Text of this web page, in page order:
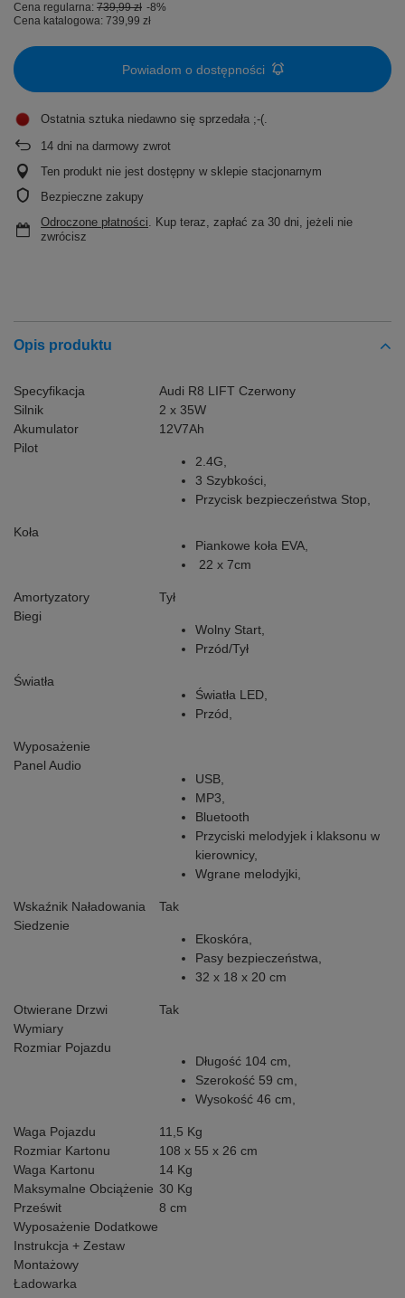
Cena regularna: 739,99 zł -8%
Cena katalogowa: 739,99 zł
Powiadom o dostępności
Ostatnia sztuka niedawno się sprzedała ;-(
14 dni na darmowy zwrot
Ten produkt nie jest dostępny w sklepie stacjonarnym
Bezpieczne zakupy
Odroczone płatności. Kup teraz, zapłać za 30 dni, jeżeli nie
zwrócisz
Opis produktu
Specyfikacja
Audi R8 LIFT Czerwony
Silnik
2 x 35W
Akumulator
12V7Ah
Pilot
2.4G,
3 Szybkości,
Przycisk bezpieczeństwa Stop,
Koła
Piankowe koła EVA,
22 x 7cm
Amortyzatory
Tył
Biegi
Wolny Start,
Przód/Tył
Światła
Światła LED,
Przód,
Wyposażenie
Panel Audio
USB,
MP3,
Bluetooth
Przyciski melodyjek i klaksonu w
kierownicy,
Wgrane melodyjki,
Wskaźnik Naładowania
Tak
Siedzenie
Ekoskóra,
Pasy bezpieczeństwa,
32 x 18 x 20 cm
Otwierane Drzwi
Tak
Wymiary
Rozmiar Pojazdu
Długość 104 cm,
Szerokość 59 cm,
Wysokość 46 cm,
Waga Pojazdu
11,5 Kg
Rozmiar Kartonu
108 x 55 x 26 cm
Waga Kartonu
14 Kg
Maksymalne Obciążenie 30 Kg
Prześwit
8 cm
Wyposażenie Dodatkowe
Instrukcja + Zestaw
Montażowy
Ładowarka